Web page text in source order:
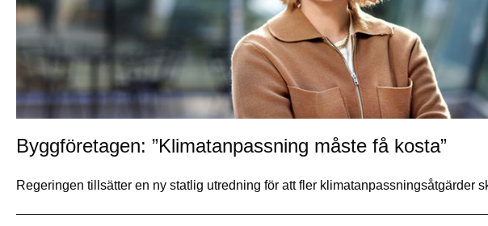
Byggföretagen: ”Klimatanpassning måste få kosta”
Regeringen tillsätter en ny statlig utredning för att fler klimatanpassningsåtgärder